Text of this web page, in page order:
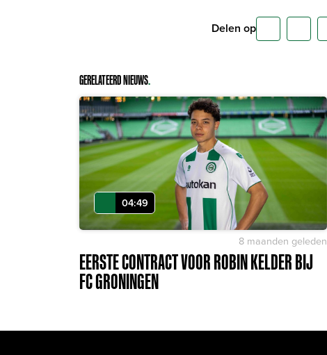
Delen op
GERELATEERD NIEUWS.
04:49
8 maanden geleden
EERSTE CONTRACT VOOR ROBIN KELDER BIJ
FC GRONINGEN